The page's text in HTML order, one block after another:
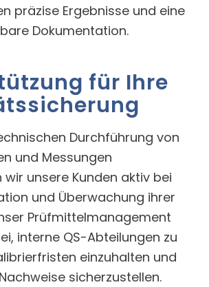
präzise Ergebnisse und eine
Dokumentation.
für Ihre
Durchführung von
und Messungen
unsere Kunden aktiv bei
und Überwachung ihrer
Prüfmittelmanagement
interne QS-Abteilungen zu
einzuhalten und
sicherzustellen.